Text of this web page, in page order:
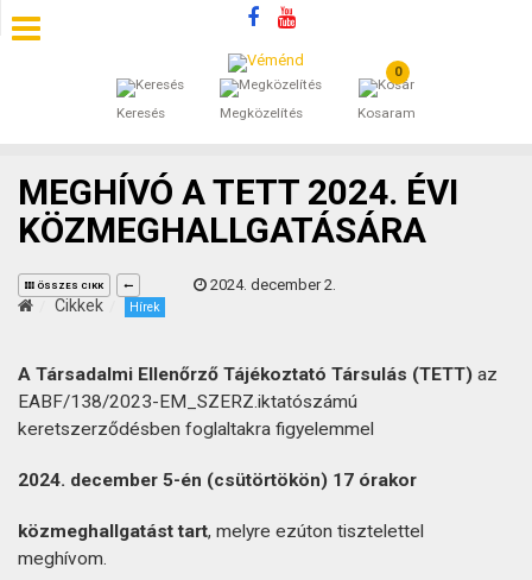
Keresés Megközelítés
0
Kosaram
SZÁLLÁSOK
ÁLTALÁNOS SZERZŐDÉSI FELTÉTELEK
KINCSES BARANYA VÉMÉND
MEGHÍVÓ A TETT 2024. ÉVI
KÖZMEGHALLGATÁSÁRA
ÖSSZES CIKK 2024. december 2.
Cikkek Hírek
A Társadalmi Ellenőrző Tájékoztató Társulás (TETT) az
EABF/138/2023-EM_SZERZ.iktatószámú
keretszerződésben foglaltakra figyelemmel
2024. december 5-én (csütörtökön) 17 órakor
közmeghallgatást tart, melyre ezúton tisztelettel
meghívom.